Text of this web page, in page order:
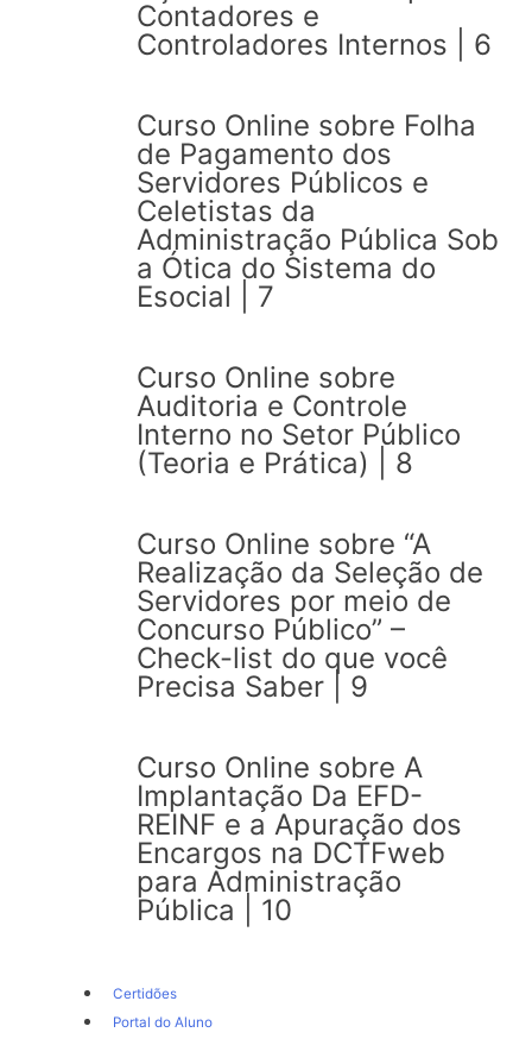
Contadores e
Controladores Internos | 6
Curso Online sobre Folha
de Pagamento dos
Servidores Públicos e
Celetistas da
Administração Pública Sob
a Ótica do Sistema do
Esocial | 7
Curso Online sobre
Auditoria e Controle
Interno no Setor Público
(Teoria e Prática) | 8
Curso Online sobre “A
Realização da Seleção de
Servidores por meio de
Concurso Público” –
Check-list do que você
Precisa Saber | 9
Curso Online sobre A
Implantação Da EFD-
REINF e a Apuração dos
Encargos na DCTFweb
para Administração
Pública | 10
Certidões
Portal do Aluno